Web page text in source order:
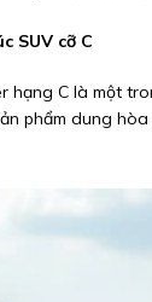
SUV cỡ C
hạng C là một
phẩm dung